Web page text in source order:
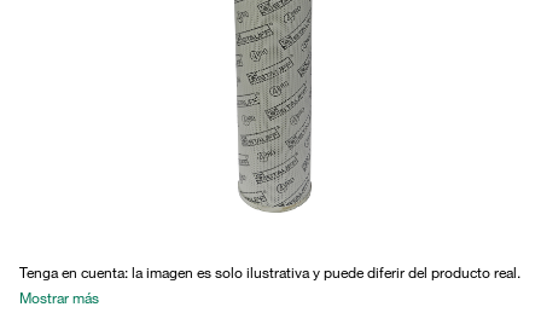
Tenga en cuenta: la imagen es solo ilustrativa y puede diferir del producto real.
Mostrar más